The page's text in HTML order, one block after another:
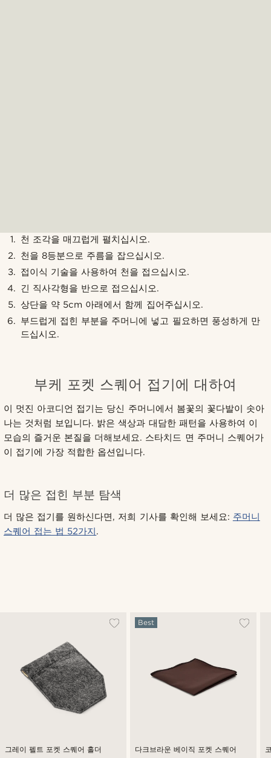
천 조각을 매끄럽게 펼치십시오.
천을 8등분으로 주름을 잡으십시오.
접이식 기술을 사용하여 천을 접으십시오.
긴 직사각형을 반으로 접으십시오.
상단을 약 5cm 아래에서 함께 집어주십시오.
부드럽게 접힌 부분을 주머니에 넣고 필요하면 풍성하게 만
드십시오.
부케 포켓 스퀘어 접기에 대하여
이 멋진 아코디언 접기는 당신 주머니에서 봄꽃의 꽃다발이 솟아
나는 것처럼 보입니다. 밝은 색상과 대담한 패턴을 사용하여 이
모습의 즐거운 본질을 더해보세요. 스타치드 면 주머니 스퀘어가
이 접기에 가장 적합한 옵션입니다.
더 많은 접힌 부분 탐색
더 많은 접기를 원하신다면, 저희 기사를 확인해 보세요: 주머니
스퀘어 접는 법 52가지.
그레이 펠트 포켓 스퀘어 홀더 다크브라운 베이직 포켓 스퀘어
Best